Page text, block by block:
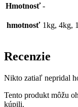
Hmotnosť -
hmotnosť 1kg, 4kg,
Recenzie
Nikto zatiaľ nepridal
Tento produkt môžu
kúpili.